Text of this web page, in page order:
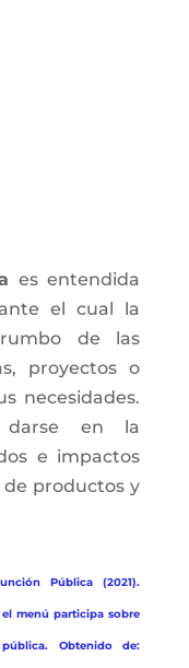
es entendida
el cual la
de las
proyectos o
necesidades.
darse en la
e impactos
de productos y
Pública (2021).
menú participa sobre
Obtenido de: